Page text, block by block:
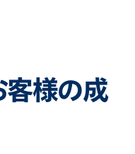
様の成